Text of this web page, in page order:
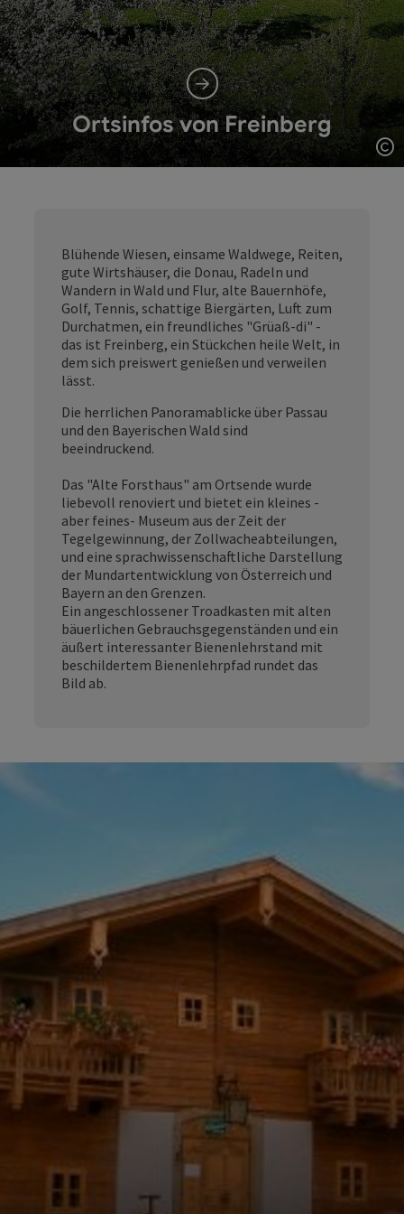
Ortsinfos von Freinberg
Blühende Wiesen, einsame Waldwege, Reiten,
gute Wirtshäuser, die Donau, Radeln und
Wandern in Wald und Flur, alte Bauernhöfe,
Golf, Tennis, schattige Biergärten, Luft zum
Durchatmen, ein freundliches "Grüaß-di" -
das ist Freinberg, ein Stückchen heile Welt, in
dem sich preiswert genießen und verweilen
lässt.
Die herrlichen Panoramablicke über Passau
und den Bayerischen Wald sind
beeindruckend.
Das "Alte Forsthaus" am Ortsende wurde
liebevoll renoviert und bietet ein kleines -
aber feines- Museum aus der Zeit der
Tegelgewinnung, der Zollwacheabteilungen,
und eine sprachwissenschaftliche Darstellung
der Mundartentwicklung von Österreich und
Bayern an den Grenzen.
Ein angeschlossener Troadkasten mit alten
bäuerlichen Gebrauchsgegenständen und ein
äußert interessanter Bienenlehrstand mit
beschildertem Bienenlehrpfad rundet das
Bild ab.